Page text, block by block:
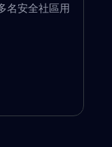
名安全社區用